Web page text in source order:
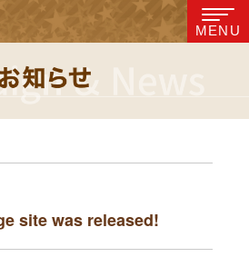
MENU
site was released!